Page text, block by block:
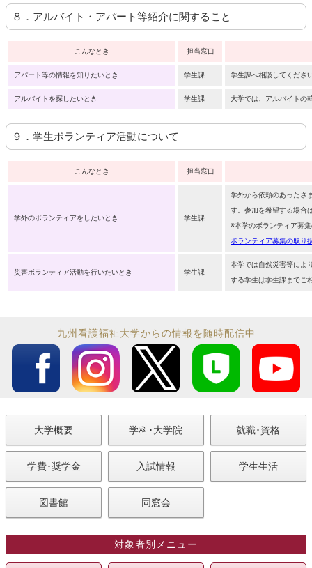
８．アルバイト・アパート等紹介に関すること
こんなとき 担当窓口
アパート等の情報を知りたいとき 学生課 学生課へ相談してくださ
アルバイトを探したいとき 学生課 大学では、アルバイトの
９．学生ボランティア活動について
こんなとき 担当窓口
学外のボランティアをしたいとき 学生課
学外から依頼のあったさ
す。参加を希望する場合
※本学のボランティア募
ボランティア募集の取り
災害ボランティア活動を行いたいとき 学生課
本学では自然災害等によ
する学生は学生課までご
九州看護福祉大学からの情報を随時配信中
大学概要 学科･大学院 就職･資格
学費･奨学金 入試情報 学生生活
図書館 同窓会
対象者別メニュー